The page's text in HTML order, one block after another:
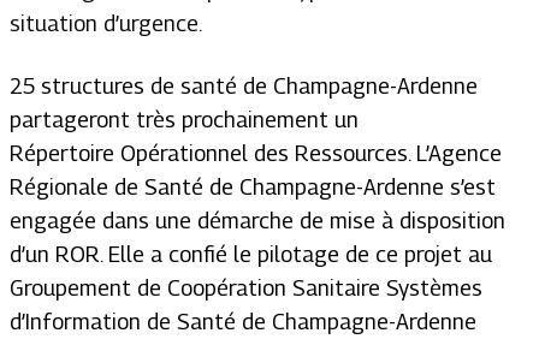
situation d’urgence.
25 structures de santé de Champagne-Ardenne
partageront très prochainement un
Répertoire Opérationnel des Ressources. L’Agence
Régionale de Santé de Champagne-Ardenne s’est
engagée dans une démarche de mise à disposition
d’un ROR. Elle a confié le pilotage de ce projet au
Groupement de Coopération Sanitaire Systèmes
d’Information de Santé de Champagne-Ardenne